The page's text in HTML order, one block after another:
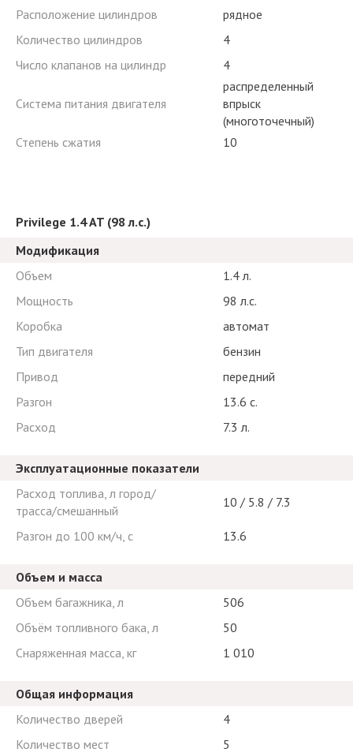
Расположение цилиндров
рядное
Количество цилиндров
4
Число клапанов на цилиндр
4
Система питания двигателя
распределенный
впрыск
(многоточечный)
Степень сжатия
10
Privilege 1.4 AT (98 л.с.)
Модификация
Объем
1.4 л.
Мощность
98 л.с.
Коробка
автомат
Тип двигателя
бензин
Привод
передний
Разгон
13.6 с.
Расход
7.3 л.
Эксплуатационные показатели
Расход топлива, л город/
трасса/смешанный
10 / 5.8 / 7.3
Разгон до 100 км/ч, с 13.6
Объем и масса
Объем багажника, л
506
Объём топливного бака, л
50
Снаряженная масса, кг
1 010
Общая информация
Количество дверей
4
Количество мест
5